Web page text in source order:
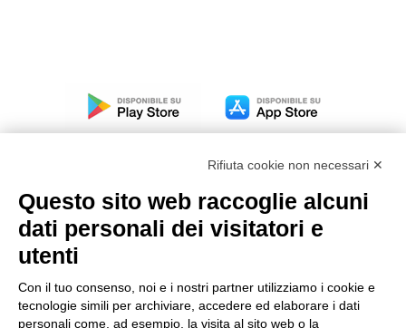
Modello organizzativo, gestione e controllo – D. lgs.
Condizioni generali di vendita DKC Europe
Condizioni generali di vendita DKC Power Solutions
Rifiuta cookie non necessari ✕
Questo sito web raccoglie alcuni
dati personali dei visitatori e
utenti
Con il tuo consenso, noi e i nostri partner utilizziamo i cookie e
tecnologie simili per archiviare, accedere ed elaborare i dati
personali come, ad esempio, la visita al sito web o la